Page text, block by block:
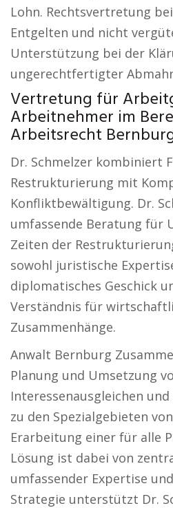
Lohn. Rechtsvertretung
Entgelten und nicht
Unterstützung bei der
ungerechtfertigter
Vertretung für
Arbeitnehmer im
Arbeitsrecht
Dr. Schmelzer kombiniert
Restrukturierung mit
Konfliktbewältigung. Dr.
umfassende Beratung für
Zeiten der
sowohl juristische
diplomatisches Geschick
Verständnis für
Zusammenhänge.
Anwalt Bernburg
Planung und Umsetzung
Interessenausgleichen
zu den Spezialgebieten
Erarbeitung einer für alle
Lösung ist dabei von
umfassender Expertise
Strategie unterstützt Dr.